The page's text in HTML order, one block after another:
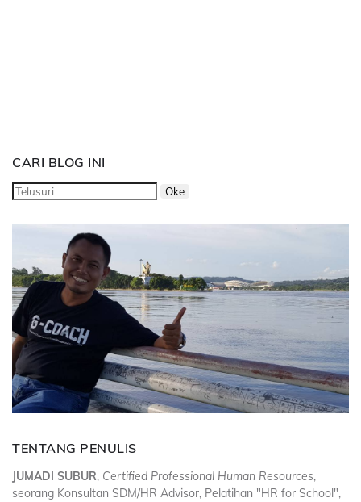
CARI BLOG INI
TENTANG PENULIS
JUMADI SUBUR, Certified Professional Human Resources,
seorang Konsultan SDM/HR Advisor, Pelatihan "HR for School",